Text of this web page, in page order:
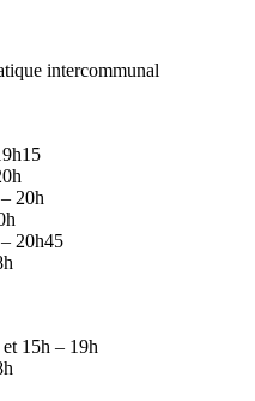
intercommunal
20h
20h45
15h – 19h